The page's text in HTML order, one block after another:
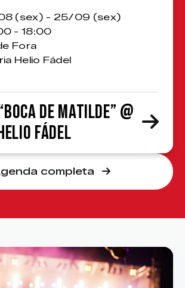
(sex) - 25/09 (sex)
- 18:00
Fora
Helio Fádel
de Matilde” @
Fádel
completa